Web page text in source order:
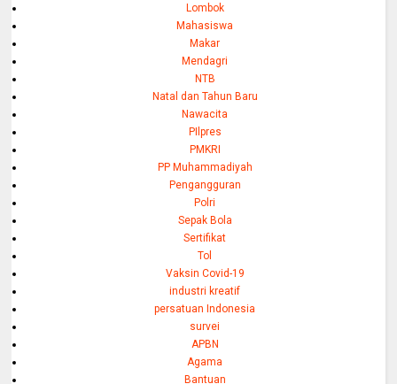
Lombok
Mahasiswa
Makar
Mendagri
NTB
Natal dan Tahun Baru
Nawacita
PIlpres
PMKRI
PP Muhammadiyah
Pengangguran
Polri
Sepak Bola
Sertifikat
Tol
Vaksin Covid-19
industri kreatif
persatuan Indonesia
survei
APBN
Agama
Bantuan